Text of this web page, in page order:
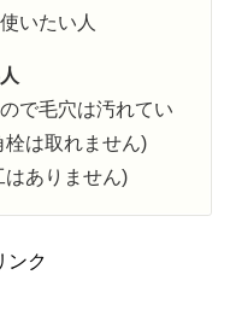
いたい人
で毛穴は汚れてい
は取れません)
はありません)
ンク